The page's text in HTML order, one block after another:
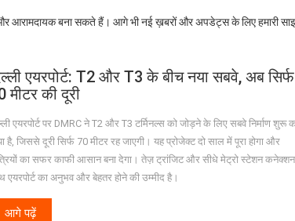
आरामदायक बना सकते हैं। आगे भी नई ख़बरों और अपडेट्स के लिए हमारी
एयरपोर्ट: T2 और T3 के बीच नया सबवे, अब सिर्फ
मीटर की दूरी
एयरपोर्ट पर DMRC ने T2 और T3 टर्मिनल्स को जोड़ने के लिए सबवे निर्माण शुरू
है, जिससे दूरी सिर्फ 70 मीटर रह जाएगी। यह प्रोजेक्ट दो साल में पूरा होगा और
का सफर काफी आसान बना देगा। तेज़ ट्रांजिट और सीधे मेट्रो स्टेशन
एयरपोर्ट का अनुभव और बेहतर होने की उम्मीद है।
आगे पढ़ें